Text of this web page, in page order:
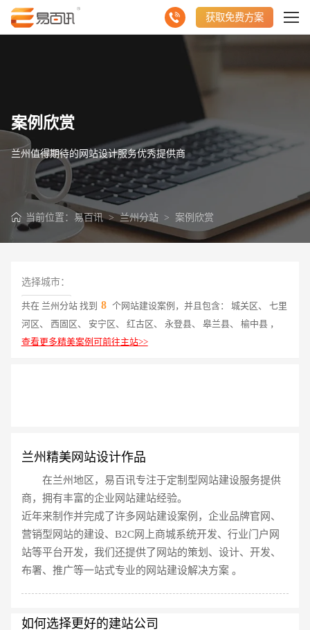
获取免费方案
案例欣赏
兰州值得期待的网站设计服务优秀提供商
当前位置： 易百讯>兰州分站> 案例欣赏
选择城市：
共在 兰州分站 找到 8 个网站建设案例，并且包含： 城关区、 七里
河区、 西固区、 安宁区、 红古区、 永登县、 皋兰县、 榆中县 ，
查看更多精美案例可前往主站>>
兰州精美网站设计作品
在兰州地区，易百讯专注于定制型网站建设服务提供
商，拥有丰富的企业网站建站经验。
近年来制作并完成了许多网站建设案例，企业品牌官网、
营销型网站的建设、B2C网上商城系统开发、行业门户网
站等平台开发，我们还提供了网站的策划、设计、开发、
布署、推广等一站式专业的网站建设解决方案 。
如何选择更好的建站公司
电话 微信号